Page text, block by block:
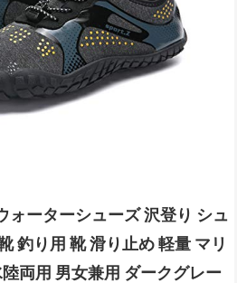
ォーターシューズ 沢登り シュ
釣り用 靴 滑り止め 軽量 マリ
両用 男女兼用 ダークグレー